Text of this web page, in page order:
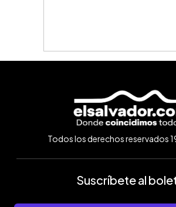
Todos los derechos reservados
Suscríbete al